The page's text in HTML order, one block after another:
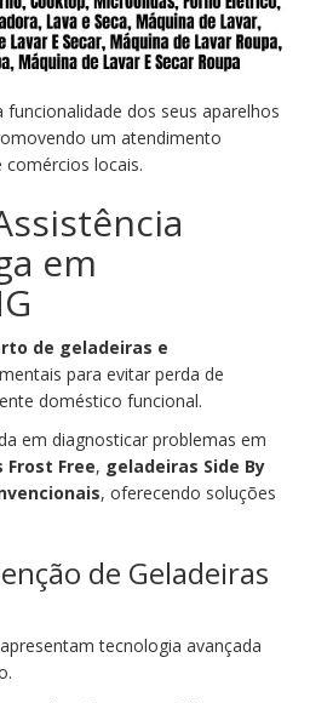
dos seus aparelhos
um atendimento
comércios locais.
em
de geladeiras e
para evitar perda de
doméstico funcional.
em diagnosticar problemas em
Frost Free, geladeiras Side By
, oferecendo soluções
de Geladeiras
apresentam tecnologia avançada